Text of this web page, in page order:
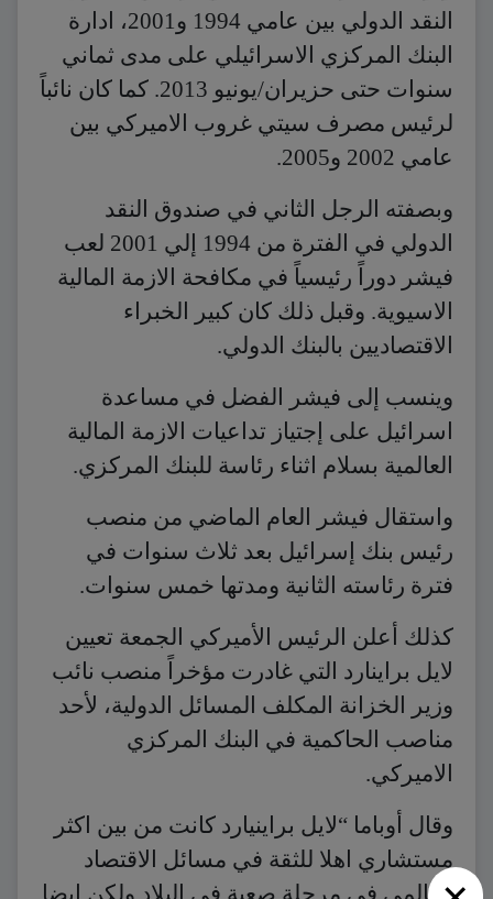
النقد الدولي بين عامي 1994 و2001، ادارة
البنك المركزي الاسرائيلي على مدى ثماني
سنوات حتى حزيران/يونيو 2013. كما كان نائباً
لرئيس مصرف سيتي غروب الاميركي بين
عامي 2002 و2005.
وبصفته الرجل الثاني في صندوق النقد
الدولي في الفترة من 1994 إلي 2001 لعب
فيشر دوراً رئيسياً في مكافحة الازمة المالية
الاسيوية. وقبل ذلك كان كبير الخبراء
الاقتصاديين بالبنك الدولي.
وينسب إلى فيشر الفضل في مساعدة
اسرائيل على إجتياز تداعيات الازمة المالية
العالمية بسلام اثناء رئاسة للبنك المركزي.
واستقال فيشر العام الماضي من منصب
رئيس بنك إسرائيل بعد ثلاث سنوات في
فترة رئاسته الثانية ومدتها خمس سنوات.
كذلك أعلن الرئيس الأميركي الجمعة تعيين
لايل براينارد التي غادرت مؤخراً منصب نائب
وزير الخزانة المكلف المسائل الدولية، لأحد
مناصب الحاكمية في البنك المركزي
الاميركي.
وقال أوباما “لايل براينيارد كانت من بين اكثر
مستشاري اهلا للثقة في مسائل الاقتصاد
العالمي في مرحلة صعبة في البلاد ولكن ايضا